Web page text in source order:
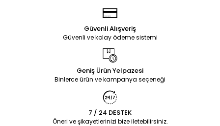
Güvenli Alışveriş
Güvenli ve kolay ödeme sistemi
Geniş Ürün Yelpazesi
Binlerce ürün ve kampanya seçeneği
7 / 24 DESTEK
Öneri ve şikayetlerinizi bize iletebilirsiniz.